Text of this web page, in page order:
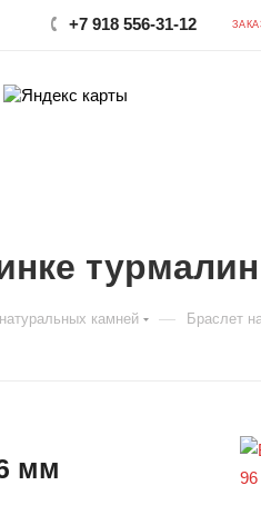
+7 918 556-31-12
камней — Браслет
мм